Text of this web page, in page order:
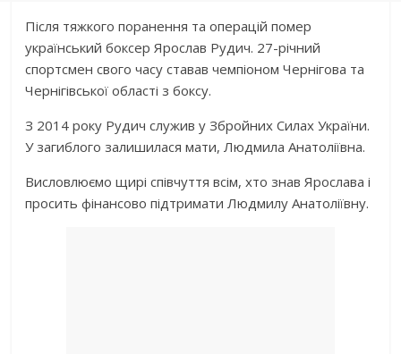
Після тяжкого поранення та операцій помер
український боксер Ярослав Рудич. 27-річний
спортсмен свого часу ставав чемпіоном Чернігова та
Чернігівської області з боксу.
З 2014 року Рудич служив у Збройних Силах України.
У загиблого залишилася мати, Людмила Анатоліївна.
Висловлюємо щирі співчуття всім, хто знав Ярослава і
просить фінансово підтримати Людмилу Анатоліївну.